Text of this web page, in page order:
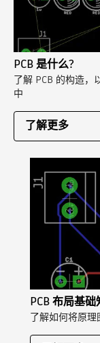
PCB 是什么?
了解 PCB 的构造，
中
了解更多
PCB 布局基础
了解如何将原